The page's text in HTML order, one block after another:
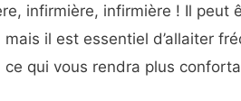
infirmière, infirmière ! Il peut
il est essentiel d’allaiter
ce qui vous rendra plus